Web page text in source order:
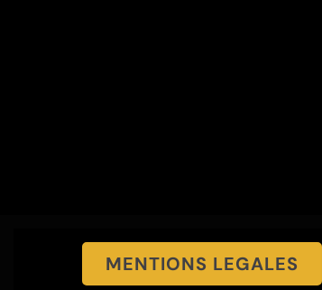
MENTIONS LEGALES